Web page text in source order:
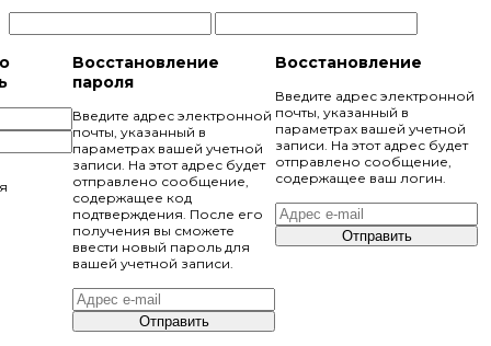
Восстановление
пароля
Введите адрес электронной
почты, указанный в
параметрах вашей учетной
записи. На этот адрес будет
отправлено сообщение,
содержащее код
подтверждения. После его
получения вы сможете
ввести новый пароль для
вашей учетной записи.
Отправить
Восстановление
Введите адрес электронной
почты, указанный в
параметрах вашей учетной
записи. На этот адрес будет
отправлено сообщение,
содержащее ваш логин.
Отправить